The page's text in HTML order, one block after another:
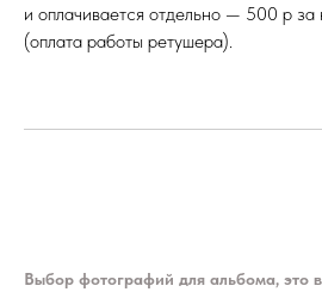
и оплачивается отдельно — 500 р
(оплата работы ретушера).
Выбор фотографий для альбома, это